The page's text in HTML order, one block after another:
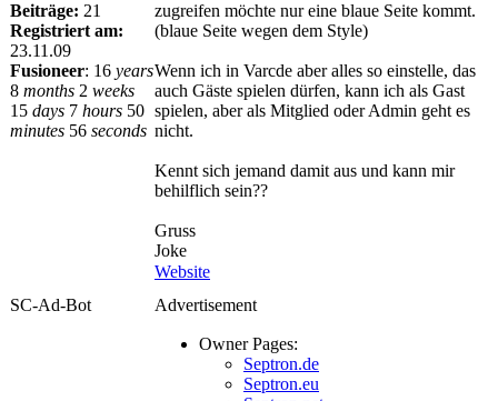
Beiträge: 21
Registriert am:
23.11.09
Fusioneer: 16 years
8 months 2 weeks
15 days 7 hours 50
minutes 56 seconds
zugreifen möchte nur eine blaue Seite kommt.
(blaue Seite wegen dem Style)
Wenn ich in Varcde aber alles so einstelle, das
auch Gäste spielen dürfen, kann ich als Gast
spielen, aber als Mitglied oder Admin geht es
nicht.
Kennt sich jemand damit aus und kann mir
behilflich sein??
Gruss
Joke
Website
SC-Ad-Bot
Advertisement
Owner Pages:
Septron.de
Septron.eu